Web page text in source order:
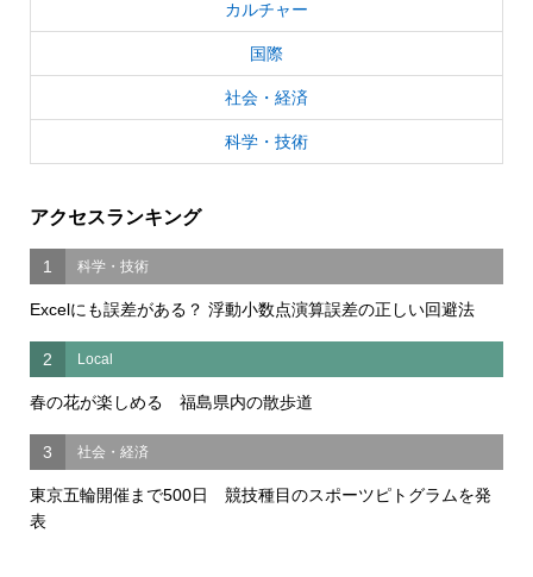
カルチャー
国際
社会・経済
科学・技術
アクセスランキング
1 科学・技術
Excelにも誤差がある？ 浮動小数点演算誤差の正しい回避法
2 Local
春の花が楽しめる 福島県内の散歩道
3 社会・経済
東京五輪開催まで500日 競技種目のスポーツピトグラムを発
表